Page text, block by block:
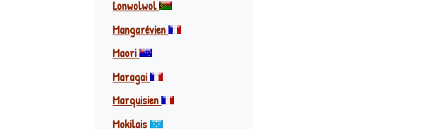
Lonwolwol
Mangarévien
Maori
Maragai
Marquisien
Mokilais